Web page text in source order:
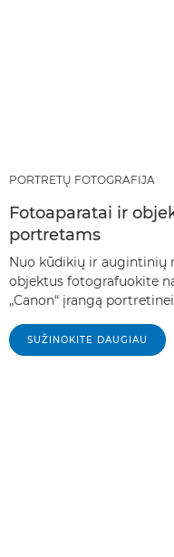
PORTRETŲ FOTOGRAFIJA
Fotoaparatai ir
portretams
Nuo kūdikių ir augintinių
objektus fotografuokite
„Canon“ įrangą
SUŽINOKITE DAUGIAU